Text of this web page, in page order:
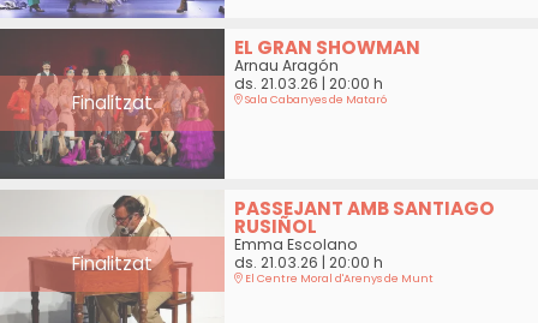
Finalitzat
EL GRAN SHOWMAN
Arnau Aragón
ds. 21.03.26 | 20:00 h
Sala Cabanyes de Mataró
Finalitzat
PASSEJANT AMB SANTIAGO
RUSIÑOL
Emma Escolano
ds. 21.03.26 | 20:00 h
El Centre Moral d'Arenys de Munt